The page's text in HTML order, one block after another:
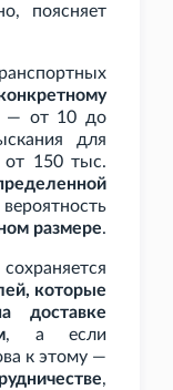
поясняет
от 10 до
для
от 150 тыс.
размере.
которые
доставке
, а если
к этому —
,